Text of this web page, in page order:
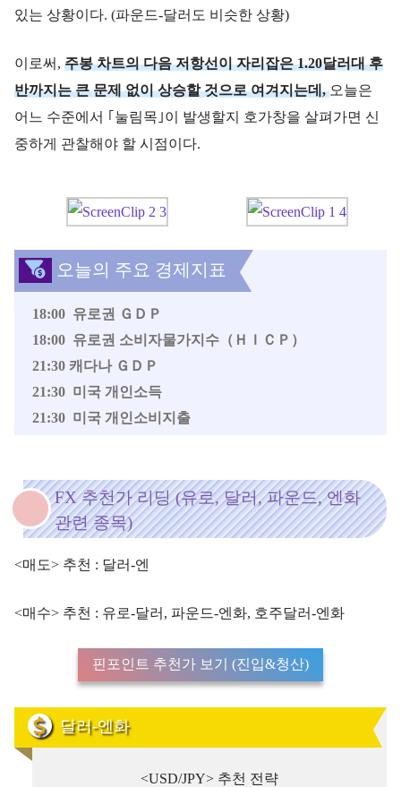
있는 상황이다. (파운드-달러도 비슷한 상황)
이로써, 주봉 차트의 다음 저항선이 자리잡은 1.20달러대 후
반까지는 큰 문제 없이 상승할 것으로 여겨지는데,오늘은
어느 수준에서 ｢눌림목｣이 발생할지 호가창을 살펴가면 신
중하게 관찰해야 할 시점이다.
오늘의 주요 경제지표
18:00 유로권 ＧＤＰ
18:00 유로권 소비자물가지수（ＨＩＣＰ）
21:30 캐다나 ＧＤＰ
21:30 미국 개인소득
21:30 미국 개인소비지출
FX 추천가 리딩 (유로, 달러, 파운드, 엔화
관련 종목)
<매도> 추천 : 달러-엔
<매수> 추천 : 유로-달러, 파운드-엔화, 호주달러-엔화
핀포인트 추천가 보기 (진입&청산)
달러-엔화
<USD/JPY> 추천 전략